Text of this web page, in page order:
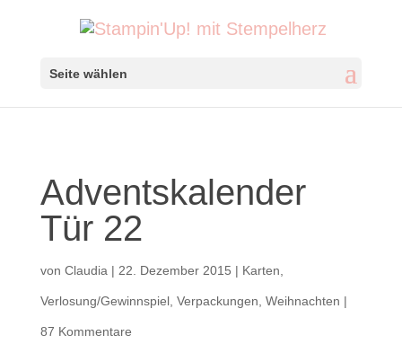
Seite wählen
Adventskalender
Tür 22
von Claudia | 22. Dezember 2015 | Karten
Verlosung/Gewinnspiel, Verpackungen Weihnachten |
87 Kommentare